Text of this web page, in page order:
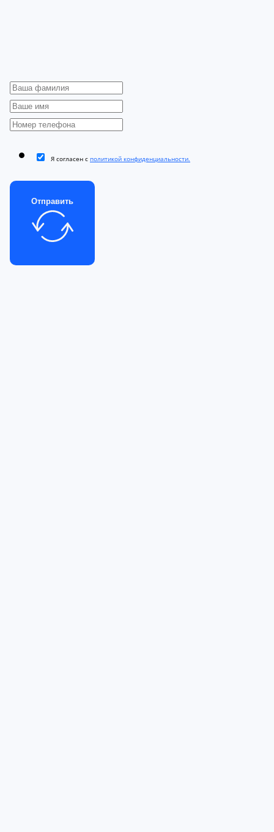
Я согласен с политикой конфиденциальности.
Отправить